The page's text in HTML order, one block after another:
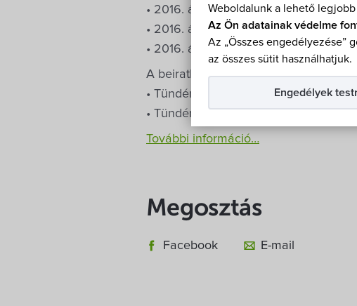
Weboldalunk a lehető
Az Ön adatainak védelme
Az „Összes engedélyezése”
az összes sütit használhatjuk.
Engedélyek
• 2016. április 20. (szerda) 10.00-16.00
• 2016. április 21. (csütörtök) 10.00-
• 2016. április 22. (péntek) 8.00-12.00
A beiratkozás helye:
• Tündérrózsa Óvoda Hegykő,
• Tündérrózsa Óvoda Fertőhomoki
További információ…
Megosztás
Facebook E-mail